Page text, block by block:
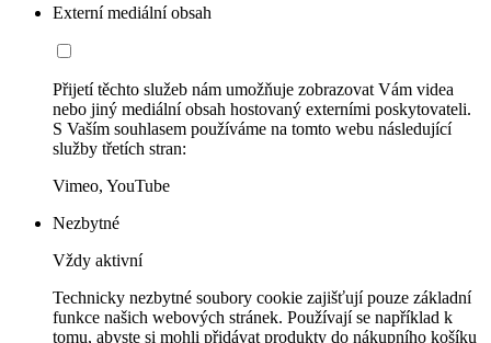
Externí mediální obsah
Přijetí těchto služeb nám umožňuje zobrazovat Vám videa
nebo jiný mediální obsah hostovaný externími poskytovateli.
S Vaším souhlasem používáme na tomto webu následující
služby třetích stran:
Vimeo, YouTube
Nezbytné
Vždy aktivní
Technicky nezbytné soubory cookie zajišťují pouze základní
funkce našich webových stránek. Používají se například k
tomu, abyste si mohli přidávat produkty do nákupního košíku